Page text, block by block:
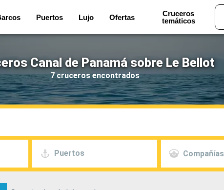
Puertos Lujo Ofertas
Cruceros
temáticos
Canal de Panamá sobre Le Bellot
7 cruceros encontrados
Puertos Compañías